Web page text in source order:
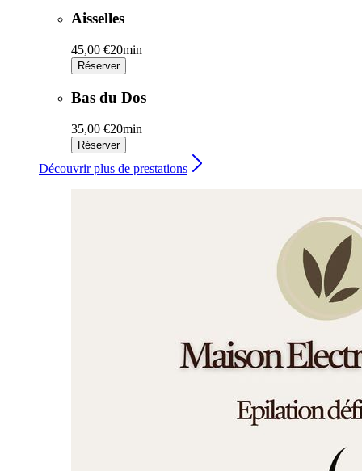
Aisselles
45,00 €20min
Réserver
Bas du Dos
35,00 €20min
Réserver
Découvrir plus de prestations